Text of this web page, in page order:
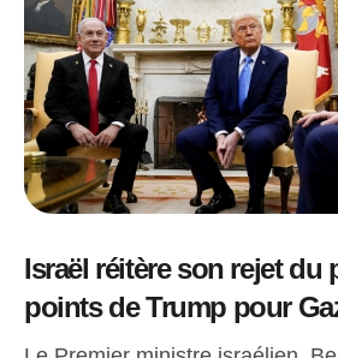
Israël réitère son rejet du
points de Trump pour